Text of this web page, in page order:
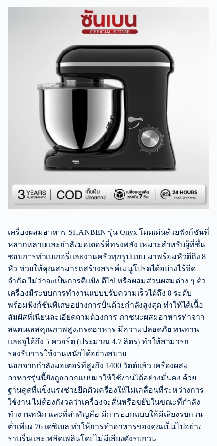
เครื่องผสมอาหาร SHANBEN รุ่น Onyx โดดเด่นด้วยฟังก์ชันที่
หลากหลายและกำลังมอเตอร์ที่ทรงพลัง เหมาะสำหรับผู้ที่ชื่น
ชอบการทำเบเกอรี่และงานครัวทุกรูปแบบ มาพร้อมหัวตีถึง 8
หัว ช่วยให้คุณสามารถสร้างสรรค์เมนูโปรดได้อย่างไร้ขีด
จำกัด ไม่ว่าจะเป็นการตีแป้ง ตีไข่ หรือผสมส่วนผสมต่าง ๆ ตัว
เครื่องมีระบบการทำงานแบบปรับความเร็วได้ถึง 8 ระดับ
พร้อมฟังก์ชันพิเศษอย่างการปั่นด้วยกำลังสูงสุด ทำให้ได้เนื้อ
สัมผัสที่เนียนละเอียดตามต้องการ ภาชนะผสมอาหารทำจาก
สแตนเลสคุณภาพสูงเกรดอาหาร มีความปลอดภัย ทนทาน
และจุได้ถึง 5 ควอร์ต (ประมาณ 4.7 ลิตร) ทำให้สามารถ
รองรับการใช้งานหนักได้อย่างสบาย
นอกจากกำลังมอเตอร์ที่สูงถึง 1400 วัตต์แล้ว เครื่องผสม
อาหารรุ่นนี้ยังถูกออกแบบมาให้ใช้งานได้อย่างมั่นคง ด้วย
ฐานดูดที่แข็งแรงช่วยยึดตัวเครื่องให้ไม่เคลื่อนที่ระหว่างการ
ใช้งาน ไม่ต้องกังวลว่าเครื่องจะสั่นหรือขยับในขณะที่กำลัง
ทำงานหนัก และที่สำคัญคือ มีการออกแบบให้มีเสียงรบกวน
ต่ำเพียง 76 เดซิเบล ทำให้การทำอาหารของคุณเป็นไปอย่าง
ราบรื่นและเพลิดเพลินโดยไม่มีเสียงดังรบกวน